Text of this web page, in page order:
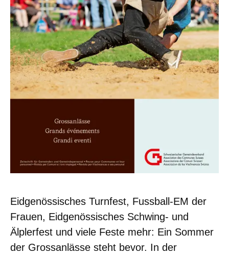
Eidgenössisches Turnfest, Fussball-EM der
Frauen, Eidgenössisches Schwing- und
Älplerfest und viele Feste mehr: Ein Sommer
der Grossanlässe steht bevor. In der